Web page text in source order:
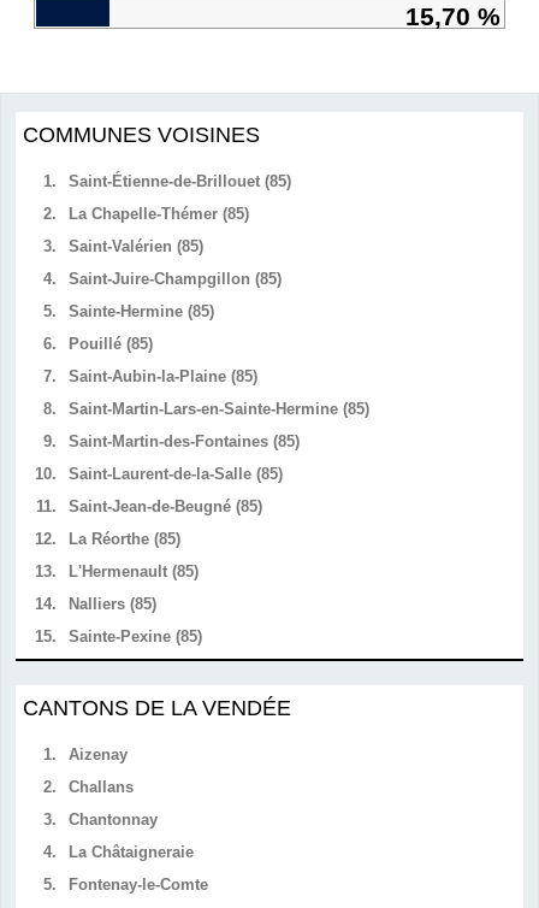
15,70 %
COMMUNES VOISINES
1.
Saint-Étienne-de-Brillouet (85)
2.
La Chapelle-Thémer (85)
3.
Saint-Valérien (85)
4.
Saint-Juire-Champgillon (85)
5.
Sainte-Hermine (85)
6.
Pouillé (85)
7.
Saint-Aubin-la-Plaine (85)
8.
Saint-Martin-Lars-en-Sainte-Hermine (85)
9.
Saint-Martin-des-Fontaines (85)
10.
Saint-Laurent-de-la-Salle (85)
11.
Saint-Jean-de-Beugné (85)
12.
La Réorthe (85)
13.
L'Hermenault (85)
14.
Nalliers (85)
15.
Sainte-Pexine (85)
CANTONS DE LA VENDÉE
1.
Aizenay
2.
Challans
3.
Chantonnay
4.
La Châtaigneraie
5.
Fontenay-le-Comte